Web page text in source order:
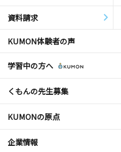
資料請求
KUMON体験者の声
学習中の方へ
くもんの先生募集
KUMONの原点
企業情報